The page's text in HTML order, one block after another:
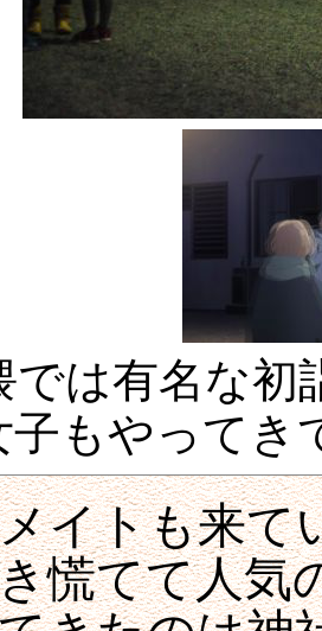
では有名な
子もやって
トも来て
慌てて人気